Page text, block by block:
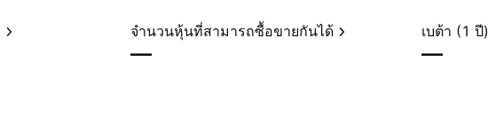
จำนวนหุ้นที่สามารถซื้อขายกันได้
—
เบต้า (1 ปี)
—